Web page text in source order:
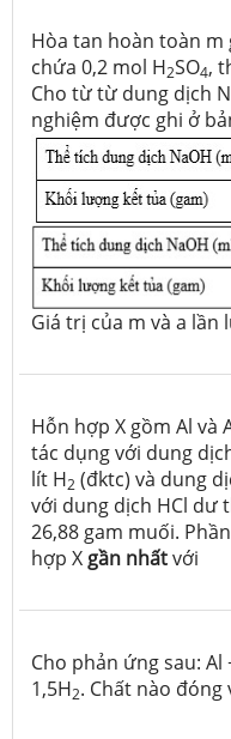
Hòa tan hoàn toàn m
chứa 0,2 mol H2SO4,
Cho từ từ dung dịch
nghiệm được ghi ở
Giá trị của m và a lần
Hỗn hợp X gồm Al và
tác dụng với dung
lít H2 (đktc) và dung
với dung dịch HCl dư
26,88 gam muối.
hợp X gần nhấtvới
Cho phản ứng sau: Al
1,5H2. Chất nào